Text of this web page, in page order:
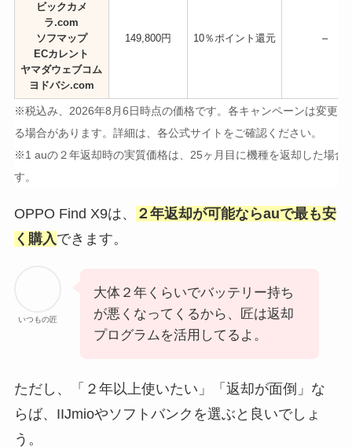
ビックカメ
ラ.com
ソフマップ
ECカレント
ヤマダウェブコム
ヨドバシ.com
149,800円 10％ポイント還元 –
※税込み、2026年8月6日時点の価格です。各キャンペーンは変更さ
る場合があります。詳細は、各公式サイトをご確認ください。
※1 auの２年返却時の実質価格は、25ヶ月目に機種を返却した場合
す。
OPPO Find X9は、
２年返却が可能ならauで最も安
く購入できます。
いつもの匠
大体２年くらいでバッテリー持ち
が悪くなってくるから、匠は返却
プログラムを活用してるよ。
ただし、「２年以上使いたい」「返却が面倒」な
らば、IIJmioやソフトバンクを選ぶと良いでしょ
う。